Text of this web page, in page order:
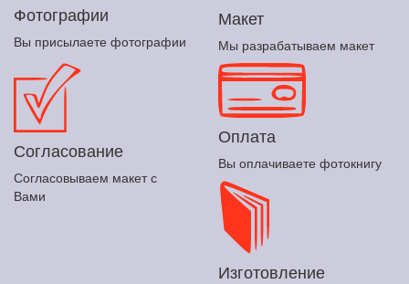
Фотографии
Вы присылаете фотографии
Макет
Мы разрабатываем макет
Согласование
Согласовываем макет с
Вами
Оплата
Вы оплачиваете фотокнигу
Изготовление